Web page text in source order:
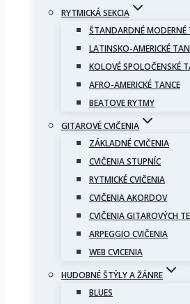
RYTMICKÁ SEKCIA
ŠTANDARDNÉ MODERNÉ
LATINSKO-AMERICKÉ
KOLOVÉ SPOLOČENSKÉ
AFRO-AMERICKÉ TANCE
BEATOVE RYTMY
GITAROVÉ CVIČENIA
ZÁKLADNÉ CVIČENIA
CVIČENIA STUPNÍC
RYTMICKÉ CVIČENIA
CVIČENIA AKORDOV
CVIČENIA GITAROVÝCH
ARPEGGIO CVIČENIA
WEB CVICENIA
HUDOBNÉ ŠTÝLY A ŽÁNRE
BLUES